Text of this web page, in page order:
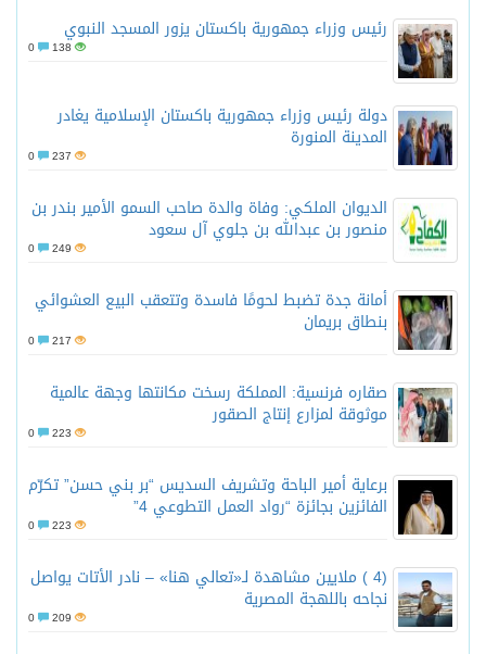
رئيس وزراء جمهورية باكستان يزور المسجد النبوي
138
دولة رئيس وزراء جمهورية باكستان الإسلامية يغادر
المدينة المنورة
237
الديوان الملكي: وفاة والدة صاحب السمو الأمير بندر بن
منصور بن عبدالله بن جلوي آل سعود
249
أمانة جدة تضبط لحومًا فاسدة وتتعقب البيع العشوائي
بنطاق بريمان
217
صقاره فرنسية: المملكة رسخت مكانتها وجهة عالمية
موثوقة لمزارع إنتاج الصقور
223
برعاية أمير الباحة وتشريف السديس “بر بني حسن” تكرّم
الفائزين بجائزة “رواد العمل التطوعي 4”
223
(4 ) ملايين مشاهدة لـ«تعالي هنا» – نادر الأتات يواصل
نجاحه باللهجة المصرية
209